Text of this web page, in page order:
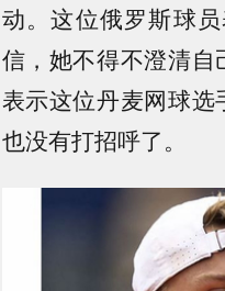
动。这位俄罗斯球
信，她不得不澄清自
表示这位丹麦网球
也没有打招呼了。